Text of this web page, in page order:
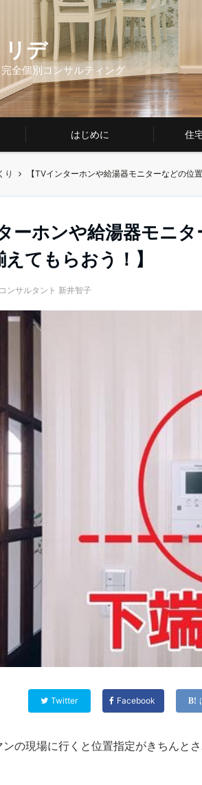
デ
全個別コンサルティング
はじめに 住
り 【TVインターホンや給湯器モニターなどの位
ーホンや給湯器モニ
てもらおう！】
ンサルタント 新井智子
Twitter Facebook
の現場に行くと位置指定がきちんと